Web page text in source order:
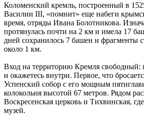
Коломенский кремль, построенный в
Василии III, «помнит» еще набеги
время, отряды Ивана Болотникова.
протянулась почти на 2 км и имела 17
дней сохранилось 7 башен и фрагменты
около 1 км.
Вход на территорию Кремля свободный:
и окажетесь внутри. Первое, что
Успенский собор с его мощным
колокольня высотой 67 метров. Рядом
Воскресенская церковь и Тихвинская,
музей.